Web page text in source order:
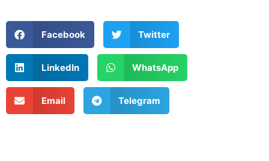
Facebook Twitter
LinkedIn WhatsApp
Email Telegram